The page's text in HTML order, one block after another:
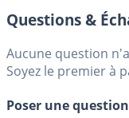
Questions &
Aucune question
Soyez le premier à
Poser une